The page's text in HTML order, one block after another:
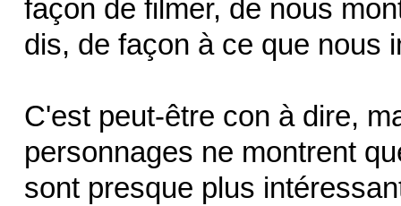
façon de filmer, de nous
dis, de façon à ce que nous
C'est peut-être con à dire,
personnages ne montrent
sont presque plus